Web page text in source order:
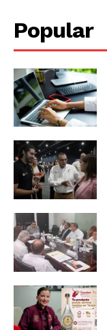
Popular